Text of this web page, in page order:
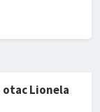
Lionela